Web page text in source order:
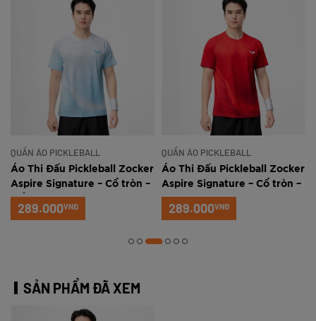
QUẦN ÁO PICKLEBALL
Áo Thi Đấu Pickleball Zocker
Aspire Signature – Cổ tròn –
Trắng xanh
289.000VNĐ
QUẦN ÁO PICKLEBALL
Áo Thi Đấu Pickleball Zocker
Aspire Signature – Cổ tròn –
Đỏ
289.000VNĐ
SẢN PHẨM ĐÃ XEM